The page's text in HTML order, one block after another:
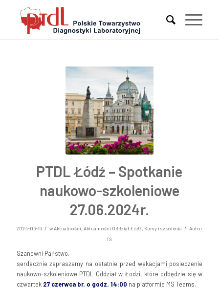
PTDL Łódź – Spotkanie
naukowo-szkoleniowe
27.06.2024r.
2024-06-19 / wAktualności, Aktualności Oddział Łódź, Kursy i szkolenia / Autor
TŚ
Szanowni Państwo,
serdecznie zapraszamy na ostatnie przed wakacjami posiedzenie
naukowo-szkoleniowe PTDL Oddział w Łodzi, które odbędzie się w
czwartek27 czerwca br. o godz. 14:00 na platformie MS Teams.